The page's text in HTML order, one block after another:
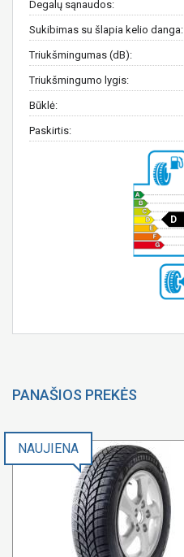
Degalų sąnaudos:
Sukibimas su šlapia kelio danga:
Triukšmingumas (dB):
Triukšmingumo lygis:
Būklė:
Paskirtis:
D
PANAŠIOS PREKĖS
NAUJIENA